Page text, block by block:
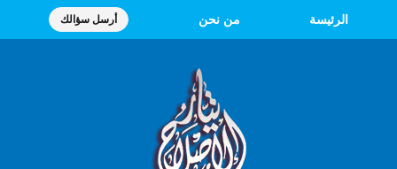
الرئيسة من نحن أرسل سؤالك